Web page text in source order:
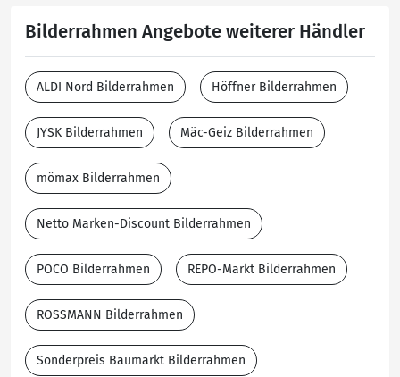
Bilderrahmen Angebote weiterer Händler
ALDI Nord Bilderrahmen Höffner Bilderrahmen
JYSK Bilderrahmen Mäc-Geiz Bilderrahmen
mömax Bilderrahmen
Netto Marken-Discount Bilderrahmen
POCO Bilderrahmen REPO-Markt Bilderrahmen
ROSSMANN Bilderrahmen
Sonderpreis Baumarkt Bilderrahmen